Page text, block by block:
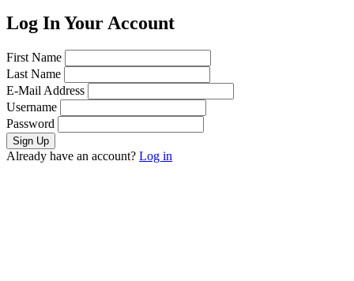
Log In Your Account
First Name
Last Name
E-Mail Address
Username
Password
Already have an account? Log in